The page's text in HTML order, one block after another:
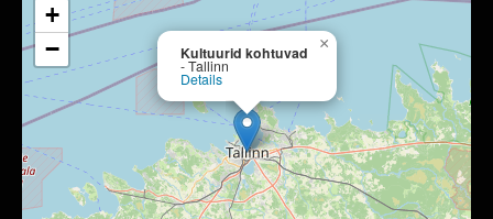
Ecouter
Spotify
Apple music
Concerts
Concerts passés
Kultuurid kohtuvad
- Tallinn
Details
×
+
−